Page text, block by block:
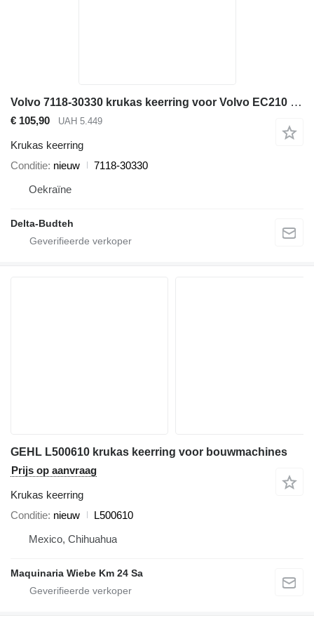
Volvo 7118-30330 krukas keerring voor Volvo EC210 LC graafmachine
€ 105,90 UAH 5.449
Krukas keerring
Conditie nieuw
7118-30330
Oekraïne
Delta-Budteh
GEHL L500610 krukas keerring voor bouwmachines
Prijs op aanvraag
Krukas keerring
Conditie nieuw
L500610
Mexico, Chihuahua
Maquinaria Wiebe Km 24 Sa